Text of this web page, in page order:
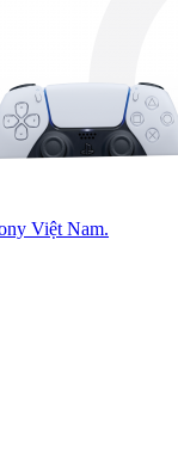
Việt Nam.